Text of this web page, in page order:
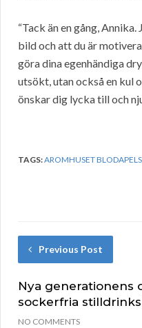
“Tack än en gång,
bild och att du är
göra dina egenhändiga
utsökt, utan också en kul
önskar dig lycka till och
TAGS:AROMHUSET
Previous Post
Nya generationens
sockerfria
NO COMMENTS